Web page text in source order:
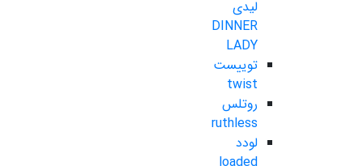
لیدی
DINNER
LADY
توییست
twist
روتلس
ruthless
لودد